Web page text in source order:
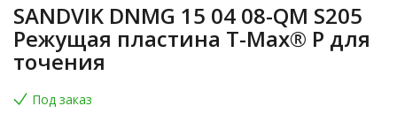
SANDVIK DNMG 15 04 08-QM S205
Режущая пластина T-Max® P для
точения
Под заказ